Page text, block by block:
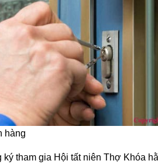
hàng
tham gia Hội tất niên Thợ Khóa